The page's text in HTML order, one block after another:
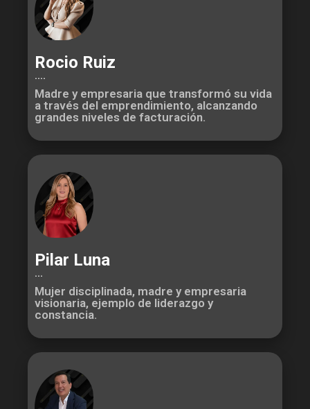
Rocio Ruiz
....
Madre y empresaria que transformó su vida
a través del emprendimiento, alcanzando
grandes niveles de facturación.
Pilar Luna
...
Mujer disciplinada, madre y empresaria
visionaria, ejemplo de liderazgo y
constancia.